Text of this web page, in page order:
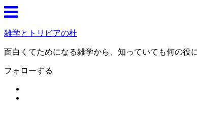
雑学とトリビアの杜
面白くてためになる雑学から、知っていても何の役
フォローする